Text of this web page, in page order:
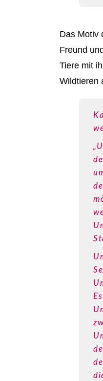
Das Motiv
Freund
Tiere mit
Wildtieren